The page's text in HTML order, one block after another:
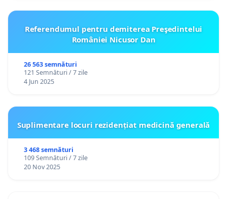
Referendumul pentru demiterea Preşedintelui
României Nicusor Dan
26 563 semnături
121 Semnături / 7 zile
4 Jun 2025
Suplimentare locuri rezidențiat medicină generală
3 468 semnături
109 Semnături / 7 zile
20 Nov 2025